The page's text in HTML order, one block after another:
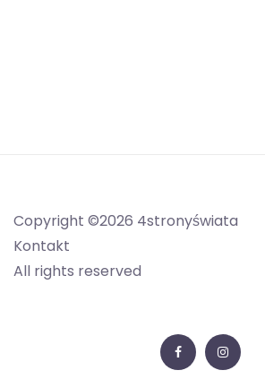
Copyright ©2026 4stronyświata
Kontakt
All rights reserved
Facebook